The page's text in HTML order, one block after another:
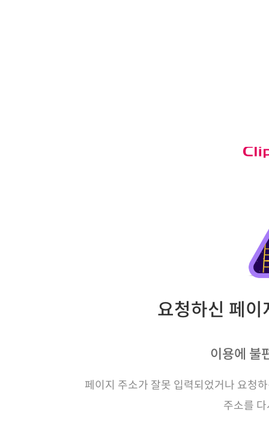
요청하신 페
이용에 불
페이지 주소가 잘못 입력되었거나 요청
주소를